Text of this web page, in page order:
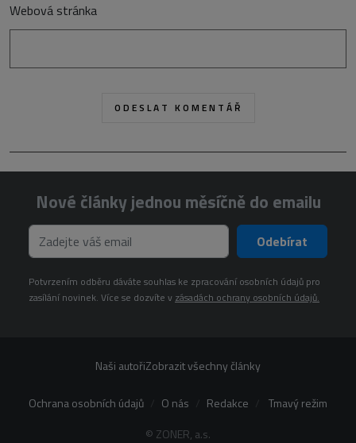
Webová stránka
Nové články jednou měsíčně do emailu
Odebírat
Potvrzením odběru dáváte souhlas ke zpracování osobních údajů pro
zasílání novinek. Více se dozvíte v zásadách ochrany osobních údajů.
Naši autořiZobrazit všechny články
© ZONER, a.s.
Ochrana osobních údajů O nás Redakce Tmavý režim